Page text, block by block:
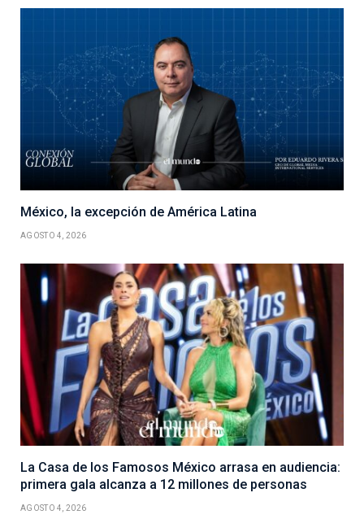
México, la excepción de América Latina
AGOSTO 4, 2026
La Casa de los Famosos México arrasa en audiencia:
primera gala alcanza a 12 millones de personas
AGOSTO 4, 2026